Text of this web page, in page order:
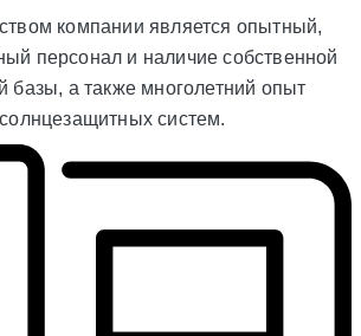
компании является опытный,
персонал и наличие собственной
базы, а также многолетний опыт
систем.